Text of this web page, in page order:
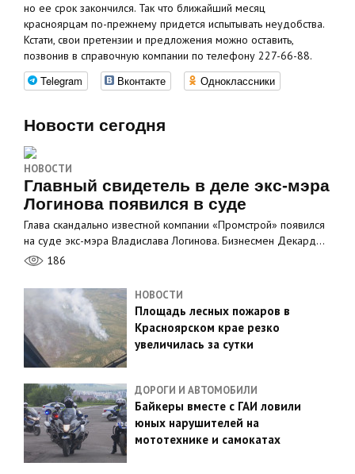
но ее срок закончился. Так что ближайший месяц
красноярцам по-прежнему придется испытывать неудобства.
Кстати, свои претензии и предложения можно оставить,
позвонив в справочную компании по телефону 227-66-88.
Telegram Вконтакте Одноклассники
Новости сегодня
НОВОСТИ
Главный свидетель в деле экс-мэра
Логинова появился в суде
Глава скандально известной компании «Промстрой» появился
на суде экс-мэра Владислава Логинова. Бизнесмен Декард…
186
НОВОСТИ
Площадь лесных пожаров в
Красноярском крае резко
увеличилась за сутки
ДОРОГИ И АВТОМОБИЛИ
Байкеры вместе с ГАИ ловили
юных нарушителей на
мототехнике и самокатах